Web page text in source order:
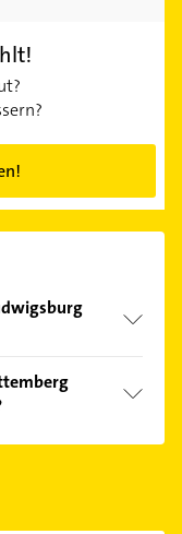
von den
Sie sich
lassen.
.